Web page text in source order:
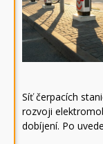
Síť čerpacích
rozvoji
dobíjení. Po